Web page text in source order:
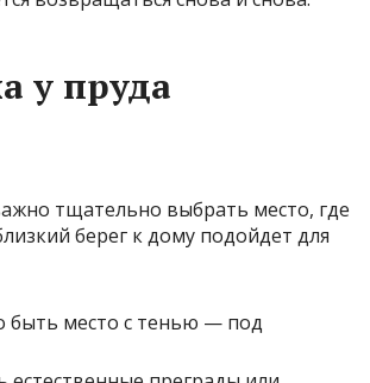
у пруда
тщательно выбрать место, где
берег к дому подойдет для
быть место с тенью — под